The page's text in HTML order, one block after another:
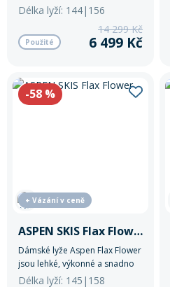
Délka lyží: 144|156
Použité
14 299 Kč
6 499 Kč
-58 %
+ Vázání v ceně
ASPEN SKIS Flax Flower
Dámské lyže Aspen Flax Flower
jsou lehké, výkonné a snadno
ovladatelné díky topolovému
Délka lyží: 145|158